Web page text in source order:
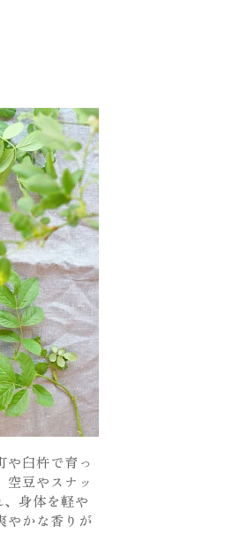
臼杵で育っ
空豆やスナッ
身体を軽や
やかな香りが